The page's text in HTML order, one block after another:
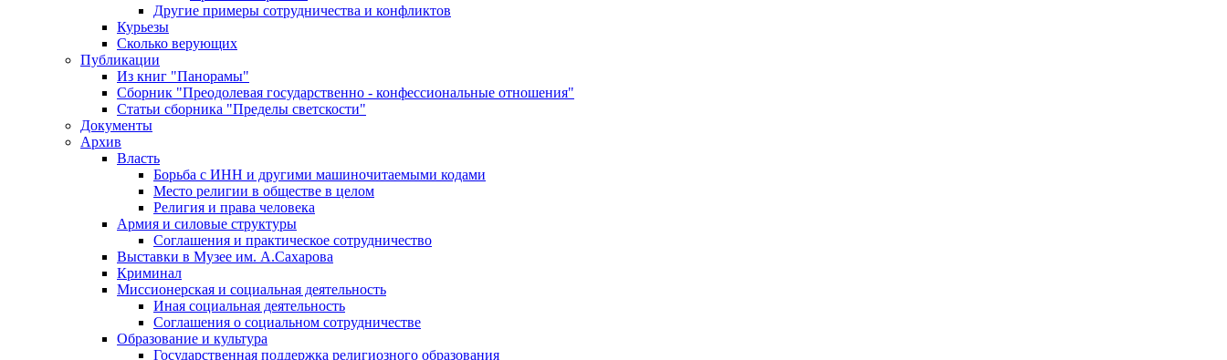
Другие примеры сотрудничества и конфликтов
Курьезы
Сколько верующих
Публикации
Из книг "Панорамы"
Сборник "Преодолевая государственно - конфессиональные отношения"
Статьи сборника "Пределы светскости"
Документы
Архив
Власть
Борьба с ИНН и другими машиночитаемыми кодами
Место религии в обществе в целом
Религия и права человека
Армия и силовые структуры
Соглашения и практическое сотрудничество
Выставки в Музее им. А.Сахарова
Криминал
Миссионерская и социальная деятельность
Иная социальная деятельность
Соглашения о социальном сотрудничестве
Образование и культура
Государственная поддержка религиозного образования